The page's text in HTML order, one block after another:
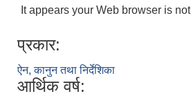
It appears your Web browser is
प्रकार:
ऐन, कानुन तथा निर्देशिका
आर्थिक वर्ष: